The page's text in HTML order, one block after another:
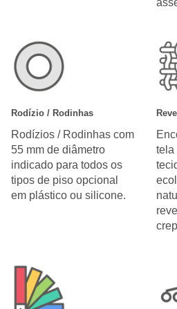
Rodízio / Rodinhas
Rodízios / Rodinhas com
55 mm de diâmetro
indicado para todos os
tipos de piso opcional
em plástico ou silicone.
tela